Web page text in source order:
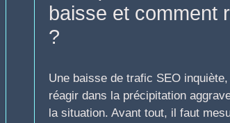
baisse et comment
?
Une baisse de trafic SEO
réagir dans la précipitation
la situation. Avant tout, il faut